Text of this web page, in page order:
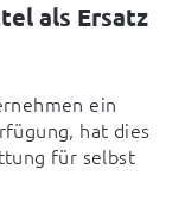
als Ersatz
ein
hat dies
für selbst